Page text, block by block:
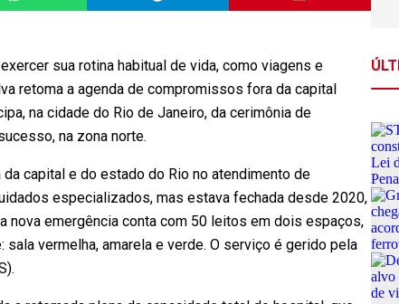
sua rotina habitual de vida, como viagens e
retoma a agenda de compromissos fora da capital
na cidade do Rio de Janeiro, da cerimônia de
na zona norte.
capital e do estado do Rio no atendimento de
especializados, mas estava fechada desde 2020,
nova emergência conta com 50 leitos em dois espaços,
vermelha, amarela e verde. O serviço é gerido pela